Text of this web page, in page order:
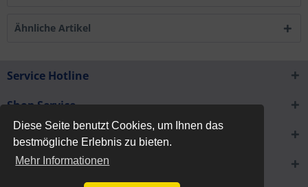
Diese Seite benutzt Cookies, um Ihnen das
bestmögliche Erlebnis zu bieten.
Mehr Informationen
Ähnliche Artikel
Service Hotline
Shop Service
Informationen
Newsletter